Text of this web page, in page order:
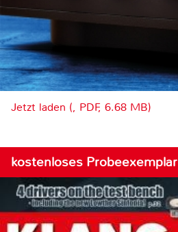
Jetzt laden (, PDF, 6.68 MB)
kostenloses Probeexemplar